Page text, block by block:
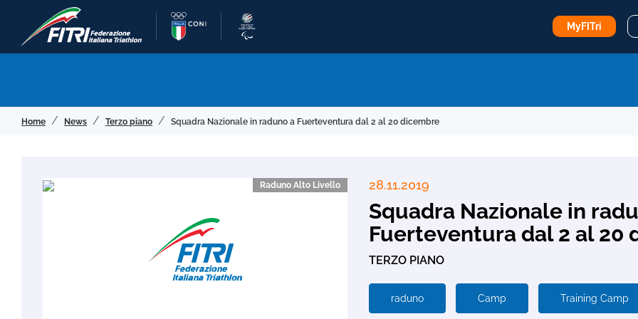
MyFITri
Home News Terzo piano Squadra Nazionale in raduno a Fuerteventura dal 2 al 20 dicembre
Raduno Alto Livello 28.11.2019
Squadra Nazionale in
Fuerteventura dal 2 al 20
TERZO PIANO
raduno Camp Training Camp